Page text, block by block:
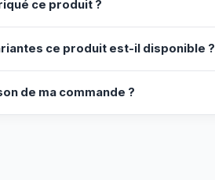
ce produit ?
ce produit est-il disponible ?
de ma commande ?